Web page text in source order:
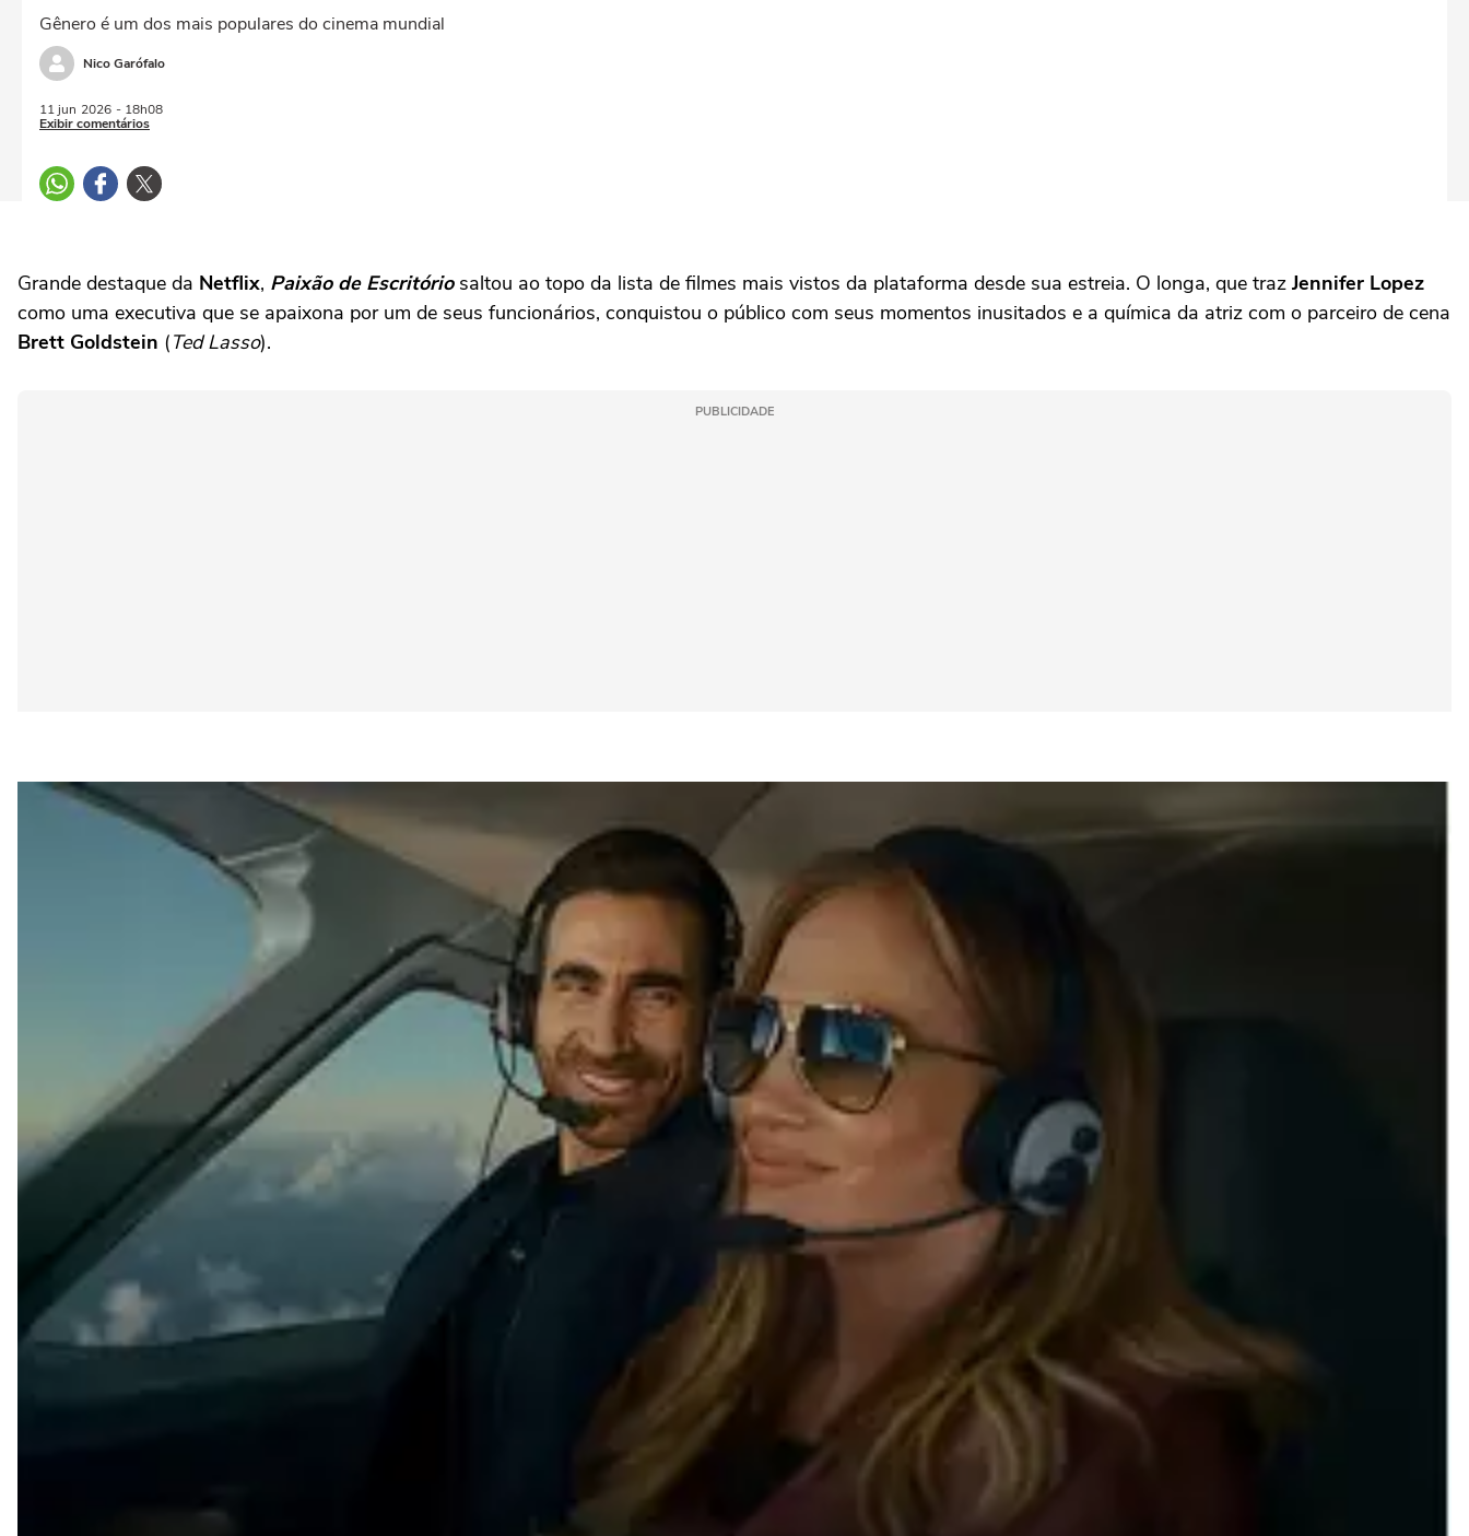
Gênero é um dos mais populares do cinema mundial
Nico Garófalo
11 jun 2026 - 18h08
Exibir comentários
Grande destaque da Netflix, Paixão de Escritóriosaltou ao topo da lista de filmes mais vistos da plataforma desde sua estreia. O longa, que traz Jennifer Lopez
como uma executiva que se apaixona por um de seus funcionários, conquistou o público com seus momentos inusitados e a química da atriz com o parceiro de cena
Brett Goldstein (Ted Lasso).
PUBLICIDADE